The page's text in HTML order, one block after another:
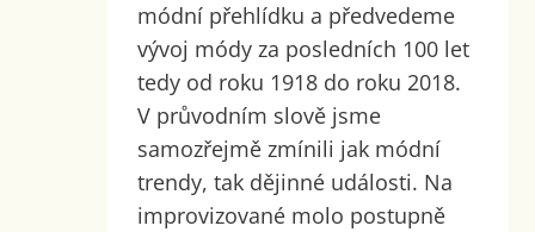
módní přehlídku a předvedeme
vývoj módy za posledních 100 let
tedy od roku 1918 do roku 2018.
V průvodním slově jsme
samozřejmě zmínili jak módní
trendy, tak dějinné události. Na
improvizované molo postupně